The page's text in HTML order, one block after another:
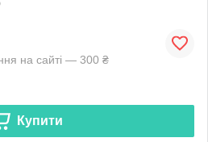
на сайті — 300 ₴
Купити